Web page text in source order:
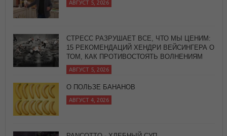
О ПОЛЬЗЕ БАНАНОВ
PANCOTTO - ХЛЕБНЫЙ СУП